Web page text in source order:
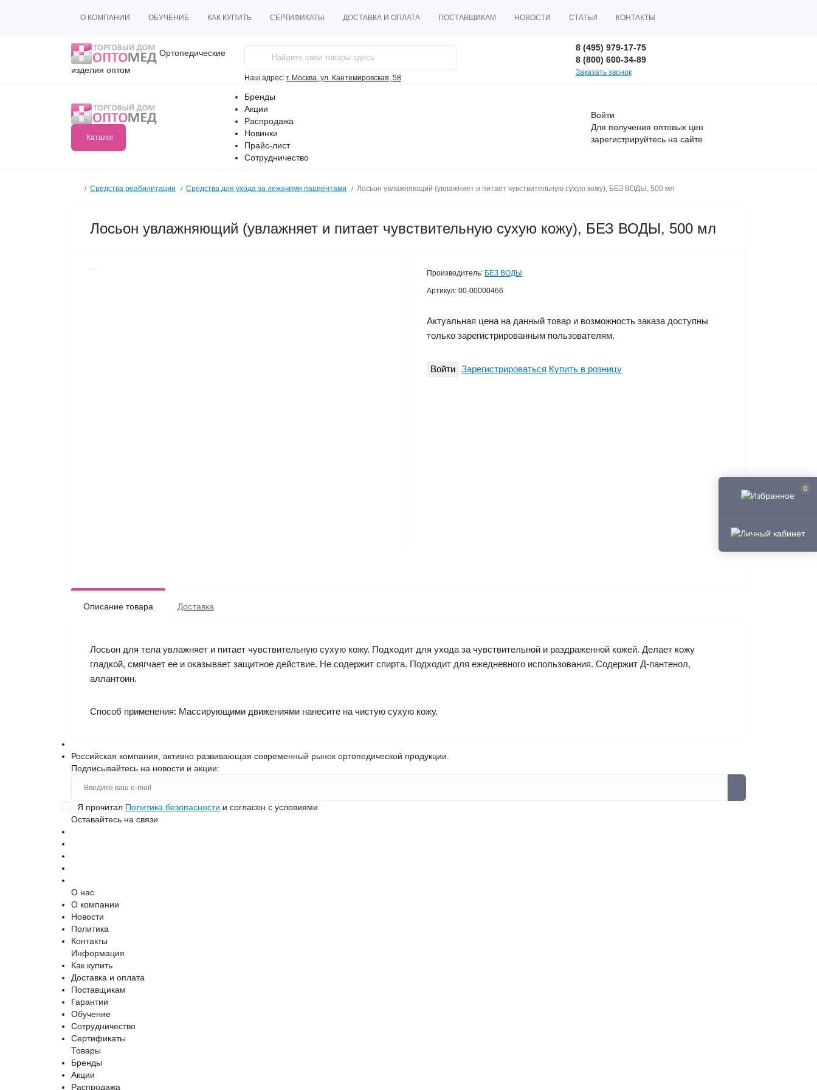
0
О КОМПАНИИ ОБУЧЕНИЕ КАК КУПИТЬ СЕРТИФИКАТЫ ДОСТАВКА И ОПЛАТА ПОСТАВЩИКАМ НОВОСТИ СТАТЬИ КОНТАКТЫ
Ортопедические
изделия оптом
Наш адрес: г. Москва, ул. Кантемировская, 58
8 (495) 979-17-75
8 (800) 600-34-89
Заказать звонок
Каталог
Бренды
Акции
Распродажа
Новинки
Прайс-лист
Сотрудничество
Войти
Для получения оптовых цен
зарегистрируйтесь на сайте
Средства реабилитации Средства для ухода за лежачими пациентами Лосьон увлажняющий (увлажняет и питает чувствительную сухую кожу), БЕЗ ВОДЫ, 500 мл
Лосьон увлажняющий (увлажняет и питает чувствительную сухую кожу), БЕЗ ВОДЫ, 500 мл
Производитель: БЕЗ ВОДЫ
Артикул: 00-00000466
Актуальная цена на данный товар и возможность заказа доступны
только зарегистрированным пользователям.
Войти Зарегистрироваться Купить в розницу
Описание товара Доставка
Лосьон для тела увлажняет и питает чувствительную сухую кожу. Подходит для ухода за чувствительной и раздраженной кожей. Делает кожу
гладкой, смягчает ее и оказывает защитное действие. Не содержит спирта. Подходит для ежедневного использования. Содержит Д-пантенол,
аллантоин.
Способ применения: Массирующими движениями нанесите на чистую сухую кожу.
Российская компания, активно развивающая современный рынок ортопедической продукции.
Подписывайтесь на новости и акции:
Я прочитал Политика безопасности и согласен с условиями
Оставайтесь на связи
О нас
О компании
Новости
Политика
Контакты
Информация
Как купить
Доставка и оплата
Поставщикам
Гарантии
Обучение
Сотрудничество
Сертификаты
Товары
Бренды
Акции
Распродажа